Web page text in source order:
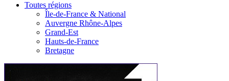
Toutes régions
Île-de-France & National
Auvergne Rhône-Alpes
Grand-Est
Hauts-de-France
Bretagne